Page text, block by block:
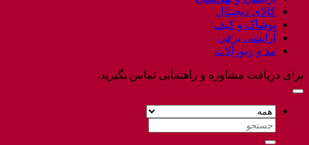
کالای دیجیتال
پوشاک و کیف
آرایشی برقی
مد و زیورآلات
برای دریافت مشاوره و راهنمایی تماس بگیرید.
جستجو